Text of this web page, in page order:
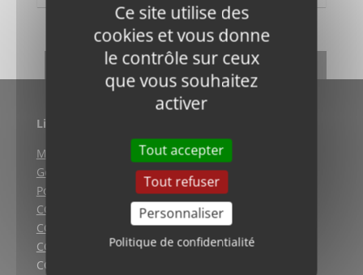
Ce site utilise des
cookies et vous donne
le contrôle sur ceux
que vous souhaitez
activer
Tout accepter
Tout refuser
Personnaliser
Politique de confidentialité
DEMANDE DE RENSEIGNEMENT
RETOUR
Liens utiles
Mentions légales
Gestion des cookies
Politique de confidentialité
CGV (Weyersheim)
CGV (Strasbourg)
CGV (Lyon)
CGV vente en ligne